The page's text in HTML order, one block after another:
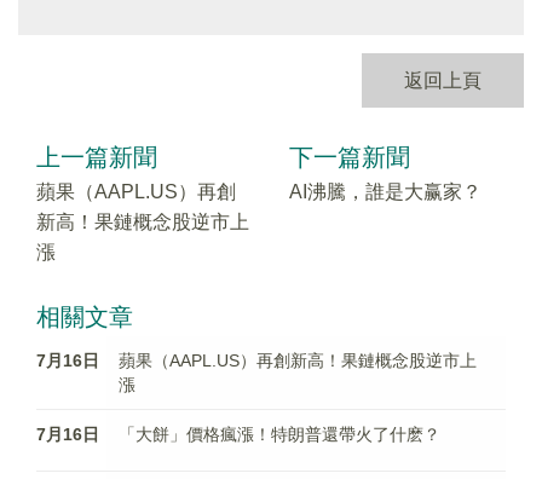
返回上頁
上一篇新聞
蘋果（AAPL.US）再創
新高！果鏈概念股逆市上
漲
下一篇新聞
AI沸騰，誰是大赢家？
相關文章
7月16日
蘋果（AAPL.US）再創新高！果鏈概念股逆市上
漲
7月16日 「大餅」價格瘋漲！特朗普還帶火了什麽？